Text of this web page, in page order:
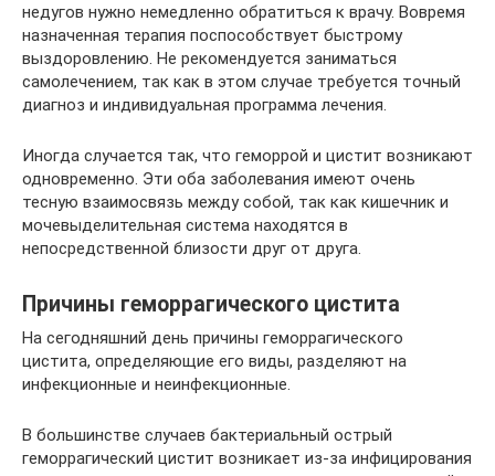
недугов нужно немедленно обратиться к врачу. Вовремя
назначенная терапия поспособствует быстрому
выздоровлению. Не рекомендуется заниматься
самолечением, так как в этом случае требуется точный
диагноз и индивидуальная программа лечения.
Иногда случается так, что геморрой и цистит возникают
одновременно. Эти оба заболевания имеют очень
тесную взаимосвязь между собой, так как кишечник и
мочевыделительная система находятся в
непосредственной близости друг от друга.
Причины геморрагического цистита
На сегодняшний день причины геморрагического
цистита, определяющие его виды, разделяют на
инфекционные и неинфекционные.
В большинстве случаев бактериальный острый
геморрагический цистит возникает из-за инфицирования